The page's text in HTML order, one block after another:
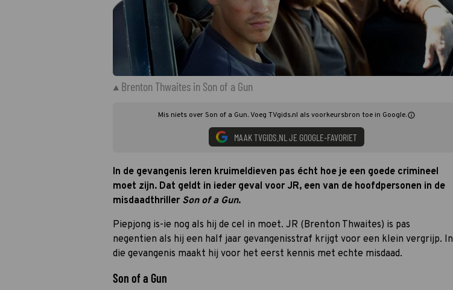
Brenton Thwaites in Son of a Gun
Mis niets over Son of a Gun. Voeg TVgids.nl als voorkeursbron toe in Google.
MAAK TVGIDS.NL JE GOOGLE-FAVORIET
In de gevangenis leren kruimeldieven pas écht hoe je een goede crimineel
moet zijn. Dat geldt in ieder geval voor JR, een van de hoofdpersonen in de
misdaadthriller Son of a Gun.
Piepjong is-ie nog als hij de cel in moet. JR (Brenton Thwaites) is pas
negentien als hij een half jaar gevangenisstraf krijgt voor een klein vergrijp. In
die gevangenis maakt hij voor het eerst kennis met echte misdaad.
Son of a Gun